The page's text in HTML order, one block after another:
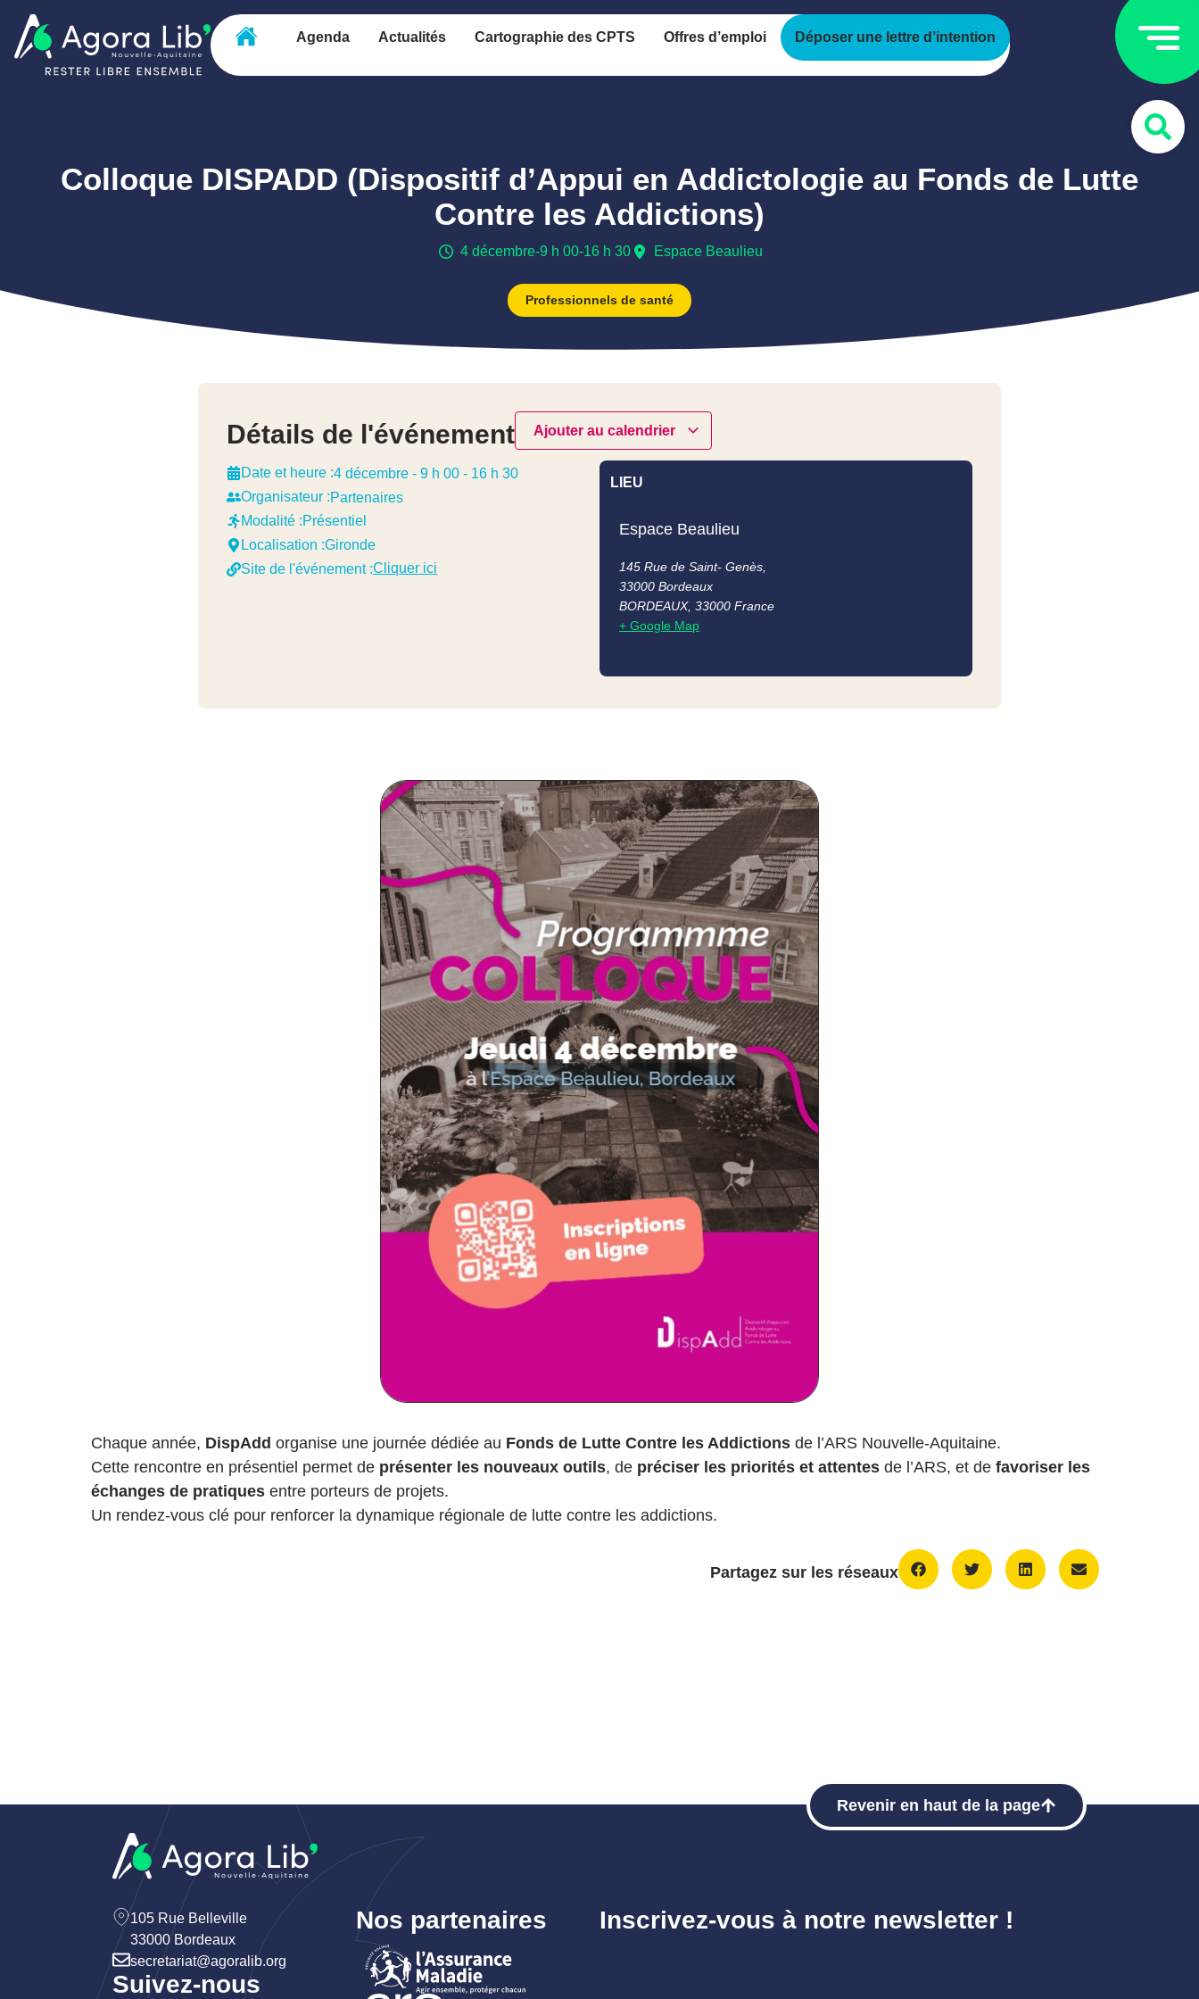
Agenda Actualités Cartographie des CPTS Offres d’emploi Déposer une lettre d’intention
Colloque DISPADD (Dispositif d’Appui en Addictologie au Fonds de Lutte
Contre les Addictions)
4 décembre-9 h 00-16 h 30 Espace Beaulieu
Professionnels de santé
Détails de l'événement Ajouter au calendrier
Date et heure :4 décembre - 9 h 00 - 16 h 30
Organisateur :Partenaires
Modalité :Présentiel
Localisation :Gironde
Site de l'événement :Cliquer ici
LIEU
Espace Beaulieu
145 Rue de Saint- Genès,
33000 Bordeaux
BORDEAUX, 33000 France
+ Google Map
Chaque année, DispAdd organise une journée dédiée au Fonds de Lutte Contre les Addictions de l’ARS Nouvelle-Aquitaine.
Cette rencontre en présentiel permet de présenter les nouveaux outils, de préciser les priorités et attentes de l’ARS, et de favoriser les
échanges de pratiques entre porteurs de projets.
Un rendez-vous clé pour renforcer la dynamique régionale de lutte contre les addictions.
Partagez sur les réseaux
105 Rue Belleville
33000 Bordeaux
secretariat@agoralib.org
Suivez-nous
Nos partenaires Inscrivez-vous à notre newsletter !
Revenir en haut de la page